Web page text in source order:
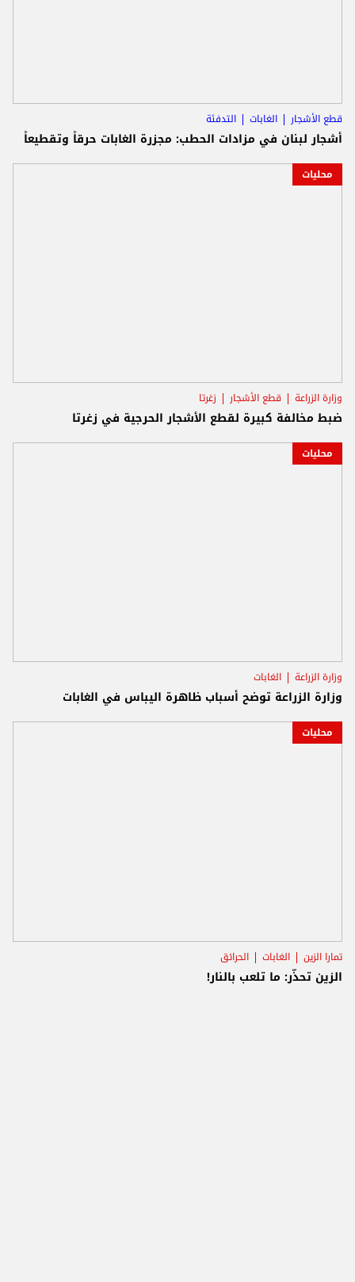
قطع الأشجار الغابات التدفئة
أشجار لبنان في مزادات الحطب: مجزرة الغابات حرقاً وتقطيعاً
محليات
وزارة الزراعة قطع الأشجار زغرتا
ضبط مخالفة كبيرة لقطع الأشجار الحرجية في زغرتا
محليات
وزارة الزراعة الغابات
وزارة الزراعة توضح أسباب ظاهرة اليباس في الغابات
محليات
تمارا الزين الغابات الحرائق
الزين تحذّر: ما تلعب بالنار!